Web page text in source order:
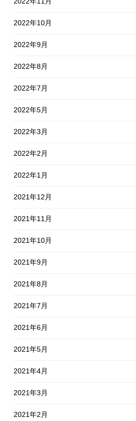
2022年10月
2022年9月
2022年8月
2022年7月
2022年5月
2022年3月
2022年2月
2022年1月
2021年12月
2021年11月
2021年10月
2021年9月
2021年8月
2021年7月
2021年6月
2021年5月
2021年4月
2021年3月
2021年2月